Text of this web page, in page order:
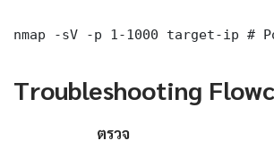
nmap -sV -p 1-1000 target-ip #
Troubleshooting
ตรวจ